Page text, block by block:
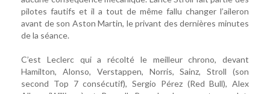
pilotes fautifs et il a tout de même fallu changer l’aileron
avant de son Aston Martin, le privant des dernières minutes
de la séance.
C’est Leclerc qui a récolté le meilleur chrono, devant
Hamilton, Alonso, Verstappen, Norris, Sainz, Stroll (son
second Top 7 consécutif), Sergio Pérez (Red Bull), Alex